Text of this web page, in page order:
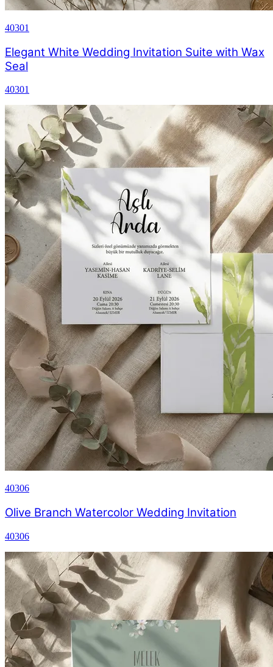
40301
Elegant White Wedding Invitation Suite with Wax
Seal
40301
40306
Olive Branch Watercolor Wedding Invitation
40306